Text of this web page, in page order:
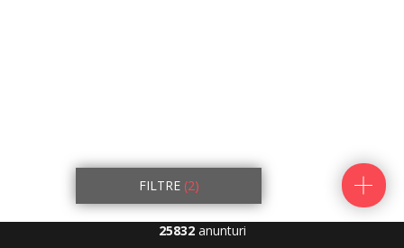
FILTRE (2)
25832anunturi